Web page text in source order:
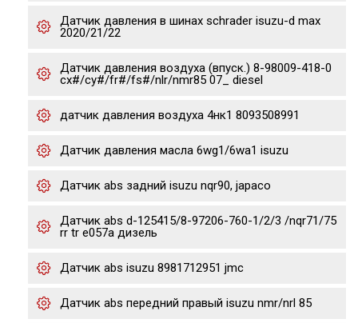
Датчик давления в шинах schrader isuzu-d max
2020/21/22
Датчик давления воздуха (впуск.) 8-98009-418-0
cx#/cy#/fr#/fs#/nlr/nmr85 07_ diesel
датчик давления воздуха 4нк1 8093508991
Датчик давления масла 6wg1/6wa1 isuzu
Датчик abs задний isuzu nqr90, japaco
Датчик abs d-125415/8-97206-760-1/2/3 /nqr71/75
rr tr e057a дизель
Датчик abs isuzu 8981712951 jmc
Датчик abs передний правый isuzu nmr/nrl 85